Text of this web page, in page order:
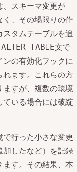
、スキーマ変更が
く、その場限りの作
タムテーブルを追
ALTER TABLE文で
ンの有効化フックに
れます。これらの方
ますが、複数の環境
ている場合には破綻
行った小さな変更
加したなど）を記録
ます。その結果、本